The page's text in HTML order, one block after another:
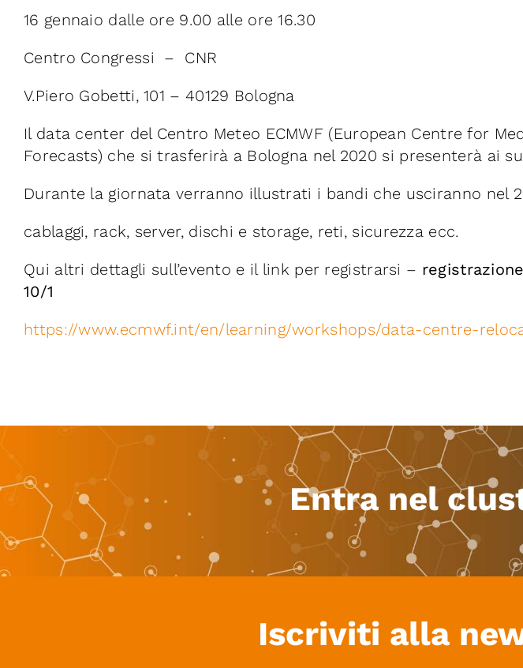
16 gennaio dalle ore 9.00 alle ore 16.30
Centro Congressi – CNR
V.Piero Gobetti, 101 – 40129 Bologna
Il data center del Centro Meteo ECMWF (European Centre for
Forecasts) che si trasferirà a Bologna nel 2020 si presenterà ai
Durante la giornata verranno illustrati i bandi che usciranno nel
cablaggi, rack, server, dischi e storage, reti, sicurezza ecc.
Qui altri dettagli sull’evento e il link per registrarsi –
10/1
https://www.ecmwf.int/en/learning/workshops/data-centre-
Entra nel
Iscriviti alla